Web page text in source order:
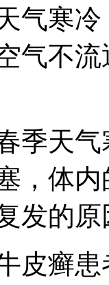
气寒
气不
季天
，体
发的
皮癣